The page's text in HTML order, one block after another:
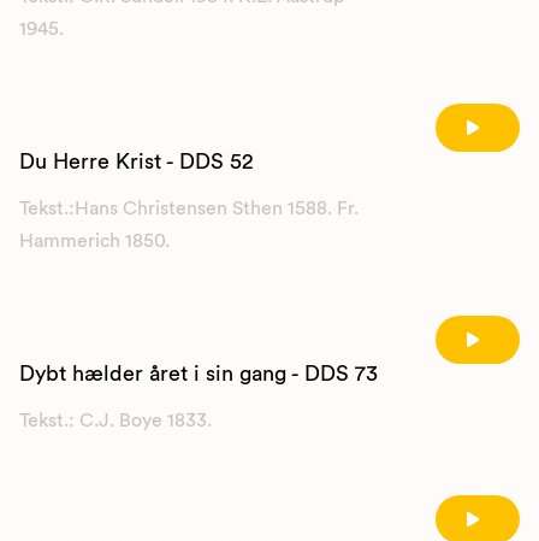
1945.
Du Herre Krist - DDS 52
Tekst.:Hans Christensen Sthen 1588. Fr.
Hammerich 1850.
Dybt hælder året i sin gang - DDS 73
Tekst.: C.J. Boye 1833.